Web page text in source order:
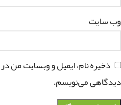
وب‌ سایت
ذخیره نام، ایمیل و وبسایت من
دیدگاهی می‌نویسم.